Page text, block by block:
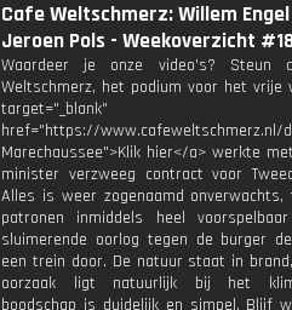
Cafe Weltschmerz: Willem
Jeroen Pols - Weekoverzicht
Waardeer je onze video's? Steun
Weltschmerz, het podium voor het vrije
target="_blank"
href="https://www.cafeweltschmerz.nl/
Marechaussee">Klik hier</a> werkte
minister verzweeg contract voor
Alles is weer zogenaamd
patronen inmiddels heel
sluimerende oorlog tegen de burger
een trein door. De natuur staat in
oorzaak ligt natuurlijk bij het
boodschap is duidelijk en simpel. Blijf